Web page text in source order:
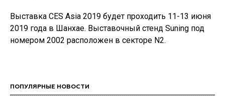
Выставка CES Asia 2019 будет проходить 11-13 июня
2019 года в Шанхае. Выставочный стенд Suning под
номером 2002 расположен в секторе N2.
ПОПУЛЯРНЫЕ НОВОСТИ